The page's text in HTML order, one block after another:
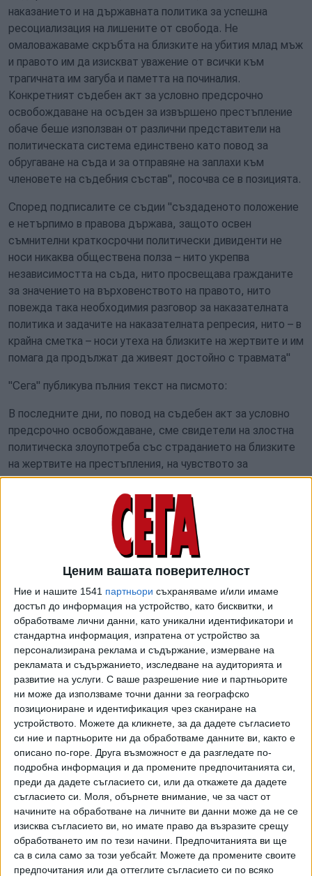
Ценим вашата поверителност
Ние и нашите 1541 партньори съхраняваме и/или имаме
достъп до информация на устройство, като бисквитки, и
обработваме лични данни, като уникални идентификатори и
стандартна информация, изпратена от устройство за
персонализирана реклама и съдържание, измерване на
рекламата и съдържанието, изследване на аудиторията и
развитие на услуги. С ваше разрешение ние и партньорите
ни може да използваме точни данни за географско
позициониране и идентификация чрез сканиране на
устройството. Можете да кликнете, за да дадете съгласието
си ние и партньорите ни да обработваме данните ви, както е
описано по-горе. Друга възможност е да разгледате по-
подробна информация и да промените предпочитанията си,
преди да дадете съгласието си, или да откажете да дадете
съгласието си.
Моля, обърнете внимание, че за част от
начините на обработване на личните ви данни може да не се
изисква съгласието ви, но имате право да възразите срещу
обработването им по тези начини. Предпочитанията ви ще
са в сила само за този уебсайт. Можете да промените своите
предпочитания или да оттеглите съгласието си по всяко
наказанието и на държавната политика за успешна
ресоциализация на лишените от свобода. Не
омаловажаваме скръбта на близките на убития млад мъж
и правото им да изискват уважение от всички към
трагичната им загуба и паметта на починалия.
Конкретният съдебен акт за условно предсрочно
освобождаване на осъден за извършено престъпление
обаче беше използван от различни представители на
политическата система единствено като повод за
обругаване на съда и за отправяне на заплахи към
членовете на съдебния състав", посочва се в позицията.
Според подписалите се съдии "създаденото положение
е нетърпимо в правова държава, защото освен
съмнителни краткосрочни политически дивиденти не
носи никаква обществена полза – нито укрепва
независимостта на съда, нито просвещава гражданите
за значението на върховенството на правото, нито
повежда така необходимия разговор за наказателната
политика и задачите на наказателната репресия, нито – в
крайна сметка – носи утеха на близките на жертвите и им
помага да продължат да живеят достойно с травмата"
"Сега" публикува пълния текст на писмото:
В последните дни, по повод на съдебен акт за условно
предсрочно освобождаване, сме свидетели на злостна
политическа злоупотреба със страданието на близките
на жертвите на престъпления, на чувството за
несигурност на гражданите и на ограничените по закон
възможности на съда да участва в активна обществена
комуникация. Резултатът е видим – насаждане на страх и
разединение в българското общество, на недоверие и
омраза към съда, дискредитиране на дългогодишни
правни институти, обезценяване на отговорността на
държавата да провежда смислена и полезна работа, от
една страна, с осъдените, за да бъдат подготвени след
годините на социална изолация за законосъобразен
живот, така че да не представляват обществена
опасност, а от друга страна – с близките на жертвите, за
да могат да продължат да живеят достойно след
тежката им невъзвратима загуба.
Не оспорваме правото на гражданите да водят свободна
дискусия за смисъла на правосъдието и за
съдържанието на съдебните актове, за целите на
наказанието и на държавната политика за успешна
ресоциализация на лишените от свобода. Не
омаловажаваме скръбта на близките на убития млад мъж
и правото им да изискват уважение от всички към
трагичната им загуба и паметта на починалия.
Конкретният съдебен акт за условно предсрочно
освобождаване на осъден за извършено престъпление